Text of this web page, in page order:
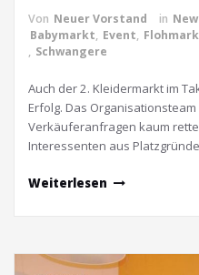
Von Neuer Vorstand in
Babymarkt, Event,
, Schwangere
Auch der 2. Kleidermarkt im
Erfolg. Das
Verkäuferanfragen kaum
Interessenten aus
Weiterlesen